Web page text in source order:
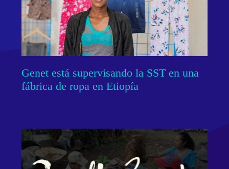
Genet está supervisando la SST en una
fábrica de ropa en Etiopía